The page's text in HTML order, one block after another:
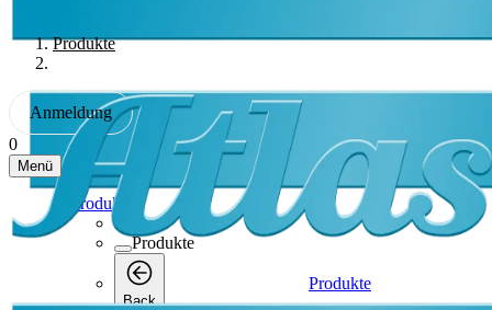
Produkte
Anmeldung
0
Menü
Produkte
Produkte
Back
Produkte